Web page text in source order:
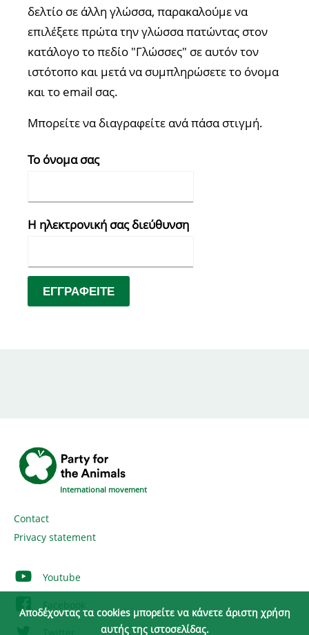
δελτίο σε άλλη γλώσσα, παρακαλούμε να
επιλέξετε πρώτα την γλώσσα πατώντας στον
κατάλογο το πεδίο "Γλώσσες" σε αυτόν τον
ιστότοπο και μετά να συμπληρώσετε το όνομα
και το email σας.
Μπορείτε να διαγραφείτε ανά πάσα στιγμή.
Το όνομα σας
Η ηλεκτρονική σας διεύθυνση
ΕΓΓΡΑΦΕΊΤΕ
International movement
Contact
Privacy statement
Youtube
Facebook
Αποδέχοντας τα cookies μπορείτε να κάνετε άριστη χρήση
αυτής της ιστοσελίδας.